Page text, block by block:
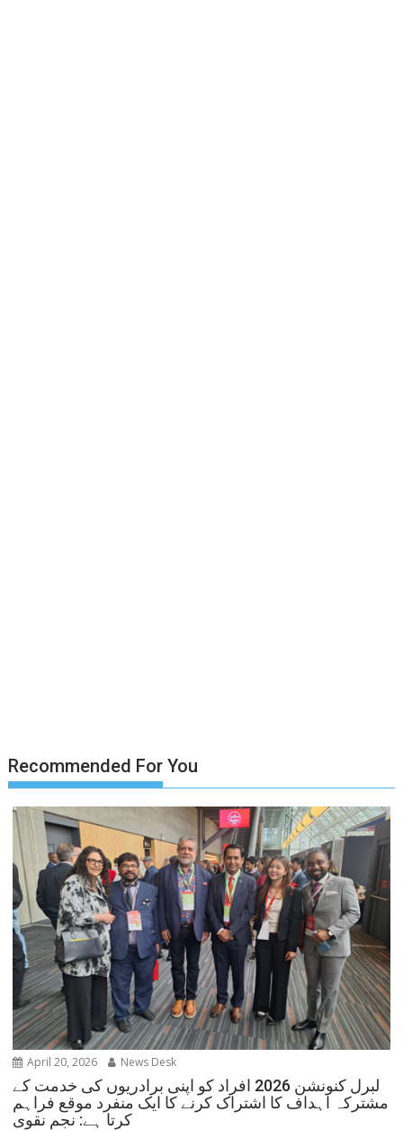
Recommended For You
April 20, 2026 News Desk
لبرل کنونشن 2026 افراد کو اپنی برادریوں کی خدمت کے
مشترکہ اہداف کا اشتراک کرنے کا ایک منفرد موقع فراہم
کرتا ہے: نجم نقوی